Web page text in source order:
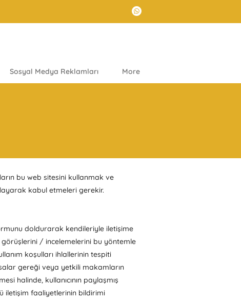
Sosyal Medya Reklamları More
bu web sitesini kullanmak ve
kabul etmeleri gerekir.
doldurarak kendileriyle iletişime
/ incelemelerini bu yöntemle
koşulları ihlallerinin tespiti
gereği veya yetkili makamların
halinde, kullanıcının paylaşmış
iletişim faaliyetlerinin bildirimi